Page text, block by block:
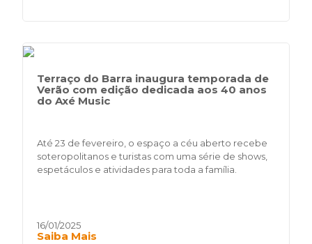
Terraço do Barra inaugura temporada de
Verão com edição dedicada aos 40 anos
do Axé Music
Até 23 de fevereiro, o espaço a céu aberto recebe
soteropolitanos e turistas com uma série de shows,
espetáculos e atividades para toda a família.
16/01/2025
Saiba Mais